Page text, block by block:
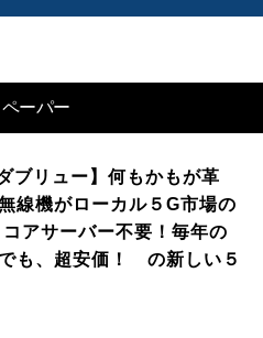
ーパー
ブリュー】何もかもが革
線機がローカル５G市場の
アサーバー不要！毎年の
も、超安価！ の新しい５